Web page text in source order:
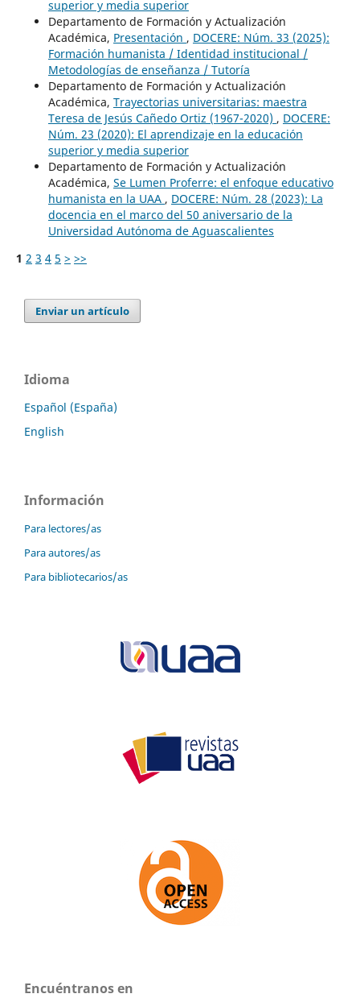
superior y media superior
Departamento de Formación y Actualización
Académica, Presentación , DOCERE: Núm. 33 (2025):
Formación humanista / Identidad institucional /
Metodologías de enseñanza / Tutoría
Departamento de Formación y Actualización
Académica, Trayectorias universitarias: maestra
Teresa de Jesús Cañedo Ortiz (1967-2020) , DOCERE:
Núm. 23 (2020): El aprendizaje en la educación
superior y media superior
Departamento de Formación y Actualización
Académica, Se Lumen Proferre: el enfoque educativo
humanista en la UAA , DOCERE: Núm. 28 (2023): La
docencia en el marco del 50 aniversario de la
Universidad Autónoma de Aguascalientes
1 2 3 4 5 > >>
Enviar un artículo
Idioma
Español (España)
English
Información
Para lectores/as
Para autores/as
Para bibliotecarios/as
Encuéntranos en